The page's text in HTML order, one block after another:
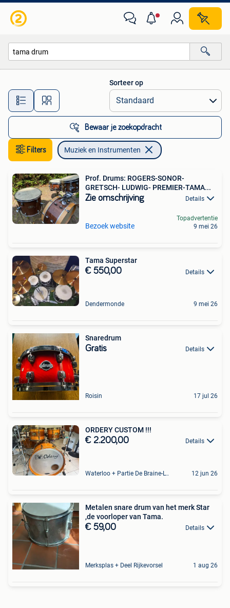
Alle afstanden…
Sorteer op
Bewaar je zoekopdracht
Filters Muziek en Instrumenten
Prof. Drums: ROGERS-SONOR-
GRETSCH- LUDWIG- PREMIER-TAMA...
Zie omschrijving Details
Bezoek website
Topadvertentie
9 mei 26
Tama Superstar
€ 550,00 Details
Dendermonde 9 mei 26
Snaredrum
Gratis Details
Roisin 17 jul 26
ORDERY CUSTOM !!!
€ 2.200,00 Details
Waterloo + Partie De Braine-L'Alleud, De Ohain 12 jun 26
Metalen snare drum van het merk Star
,de voorloper van Tama.
€ 59,00 Details
Merksplas + Deel Rijkevorsel 1 aug 26